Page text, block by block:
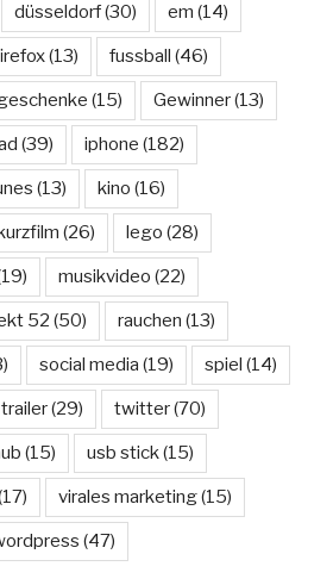
düsseldorf(30) em (14)
(13) fussball (46)
(15) Gewinner(13)
(39) iphone (182)
(13) kino (16)
(26) lego (28)
musikvideo (22)
52 (50) rauchen (13)
social media (19) spiel (14)
trailer(29) twitter(70)
(15) usb stick(15)
virales marketing(15)
(47)